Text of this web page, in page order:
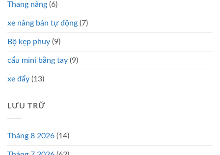
Thang nâng (6)
xe nâng bán tự động (7)
Bộ kẹp phuy (9)
cẩu mini bằng tay (9)
xe đẩy (13)
LƯU TRỮ
Tháng 8 2026 (14)